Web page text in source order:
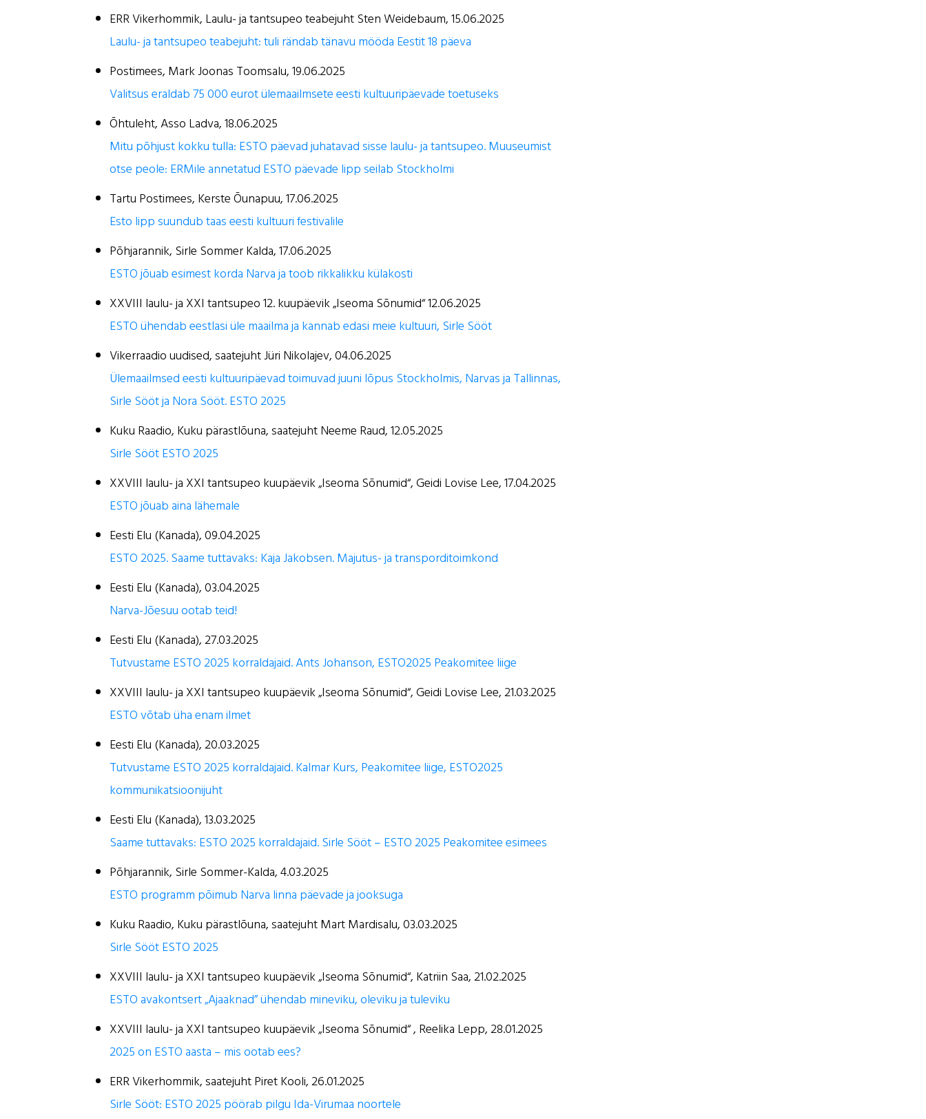
ERR Vikerhommik, Laulu- ja tantsupeo teabejuht Sten Weidebaum, 15.06.2025
Laulu- ja tantsupeo teabejuht: tuli rändab tänavu mööda Eestit 18 päeva
Postimees, Mark Joonas Toomsalu, 19.06.2025
Valitsus eraldab 75 000 eurot ülemaailmsete eesti kultuuripäevade toetuseks
Õhtuleht, Asso Ladva, 18.06.2025
Mitu põhjust kokku tulla: ESTO päevad juhatavad sisse laulu- ja tantsupeo. Muuseumist
otse peole: ERMile annetatud ESTO päevade lipp seilab Stockholmi
Tartu Postimees, Kerste Õunapuu, 17.06.2025
Esto lipp suundub taas eesti kultuuri festivalile
Põhjarannik, Sirle Sommer Kalda, 17.06.2025
ESTO jõuab esimest korda Narva ja toob rikkalikku külakosti
XXVIII laulu- ja XXI tantsupeo 12. kuupäevik „Iseoma Sõnumid“ 12.06.2025
ESTO ühendab eestlasi üle maailma ja kannab edasi meie kultuuri, Sirle Sööt
Vikerraadio uudised, saatejuht Jüri Nikolajev, 04.06.2025
Ülemaailmsed eesti kultuuripäevad toimuvad juuni lõpus Stockholmis, Narvas ja Tallinnas,
Sirle Sööt ja Nora Sööt. ESTO 2025
Kuku Raadio, Kuku pärastlõuna, saatejuht Neeme Raud, 12.05.2025
Sirle Sööt ESTO 2025
XXVIII laulu- ja XXI tantsupeo kuupäevik „Iseoma Sõnumid“, Geidi Lovise Lee, 17.04.2025
ESTO jõuab aina lähemale
Eesti Elu (Kanada), 09.04.2025
ESTO 2025. Saame tuttavaks: Kaja Jakobsen. Majutus- ja transporditoimkond
Eesti Elu (Kanada), 03.04.2025
Narva-Jõesuu ootab teid!
Eesti Elu (Kanada), 27.03.2025
Tutvustame ESTO 2025 korraldajaid. Ants Johanson, ESTO2025 Peakomitee liige
XXVIII laulu- ja XXI tantsupeo kuupäevik „Iseoma Sõnumid“, Geidi Lovise Lee, 21.03.2025
ESTO võtab üha enam ilmet
Eesti Elu (Kanada), 20.03.2025
Tutvustame ESTO 2025 korraldajaid. Kalmar Kurs, Peakomitee liige, ESTO2025
kommunikatsioonijuht
Eesti Elu (Kanada), 13.03.2025
Saame tuttavaks: ESTO 2025 korraldajaid. Sirle Sööt – ESTO 2025 Peakomitee esimees
Põhjarannik, Sirle Sommer-Kalda, 4.03.2025
ESTO programm põimub Narva linna päevade ja jooksuga
Kuku Raadio, Kuku pärastlõuna, saatejuht Mart Mardisalu, 03.03.2025
Sirle Sööt ESTO 2025
XXVIII laulu- ja XXI tantsupeo kuupäevik „Iseoma Sõnumid“, Katriin Saa, 21.02.2025
ESTO avakontsert „Ajaaknad” ühendab mineviku, oleviku ja tuleviku
XXVIII laulu- ja XXI tantsupeo kuupäevik „Iseoma Sõnumid“ , Reelika Lepp, 28.01.2025
2025 on ESTO aasta – mis ootab ees?
ERR Vikerhommik, saatejuht Piret Kooli, 26.01.2025
Sirle Sööt: ESTO 2025 pöörab pilgu Ida-Virumaa noortele